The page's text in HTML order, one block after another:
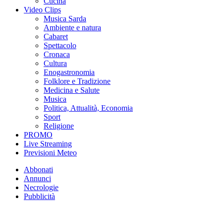
Video Clips
Musica Sarda
Ambiente e natura
Cabaret
Spettacolo
Cronaca
Cultura
Enogastronomia
Folklore e Tradizione
Medicina e Salute
Musica
Politica, Attualità, Economia
Sport
Religione
PROMO
Live Streaming
Previsioni Meteo
Abbonati
Annunci
Necrologie
Pubblicità